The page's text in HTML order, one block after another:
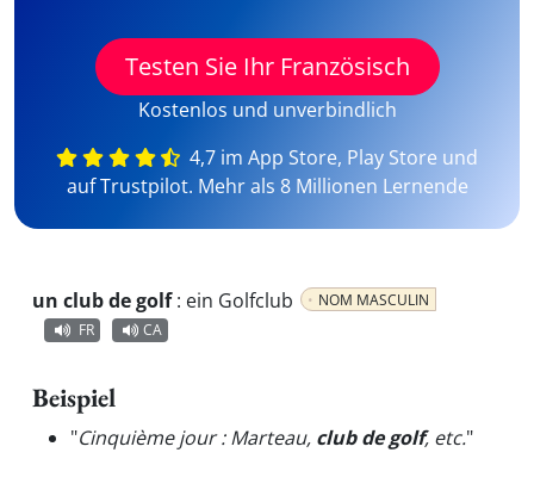
Testen Sie Ihr Französisch
Kostenlos und unverbindlich
4,7 im App Store, Play Store und
auf Trustpilot. Mehr als 8 Millionen Lernende
un club de golf: ein Golfclub
NOM MASCULIN
FR
CA
Beispiel
"Cinquième jour : Marteau, club de golf, etc."